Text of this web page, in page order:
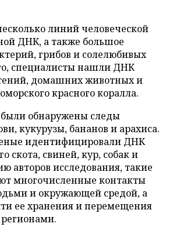
линий человеческой
ДНК, а также большое
грибов и солелюбивых
специалисты нашли ДНК
домашних животных и
красного коралла.
обнаружены следы
кукурузы, бананов и арахиса.
идентифицировали ДНК
скота, свиней, кур, собак и
авторов исследования, такие
многочисленные контакты
и окружающей средой, а
ее хранения и перемещения